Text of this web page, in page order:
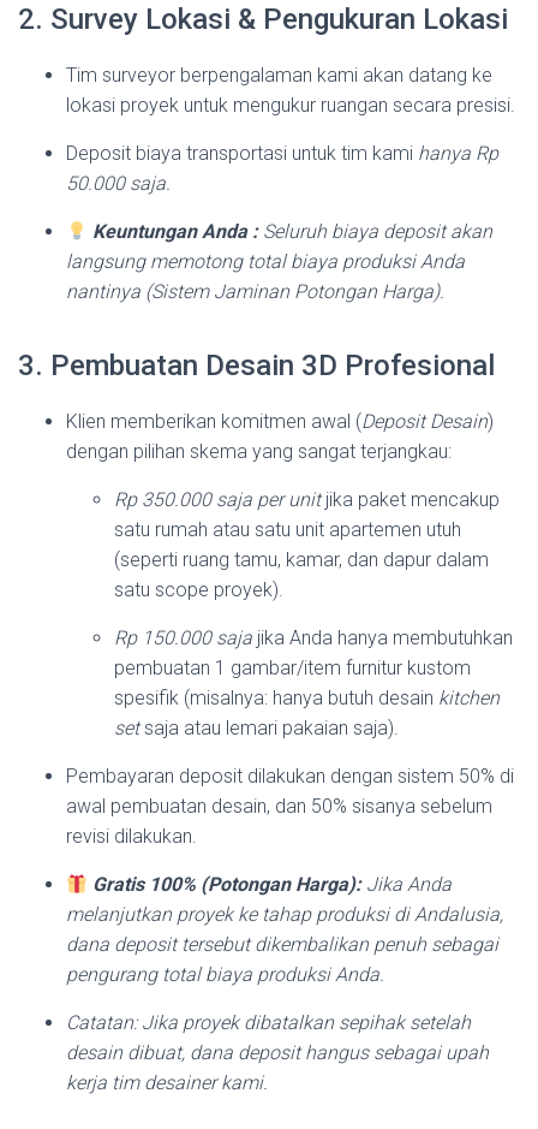
2. Survey Lokasi & Pengukuran Lokasi
Tim surveyor berpengalaman kami akan datang ke
lokasi proyek untuk mengukur ruangan secara presisi.
Deposit biaya transportasi untuk tim kami hanya Rp
50.000 saja.
Keuntungan Anda :Seluruh biaya deposit akan
langsung memotong total biaya produksi Anda
nantinya (Sistem Jaminan Potongan Harga).
3. Pembuatan Desain 3D Profesional
Klien memberikan komitmen awal (Deposit Desain)
dengan pilihan skema yang sangat terjangkau:
Rp 350.000 saja per unitjika paket mencakup
satu rumah atau satu unit apartemen utuh
(seperti ruang tamu, kamar, dan dapur dalam
satu scope proyek).
Rp 150.000 saja jika Anda hanya membutuhkan
pembuatan 1 gambar/item furnitur kustom
spesifik (misalnya: hanya butuh desain kitchen
setsaja atau lemari pakaian saja).
Pembayaran deposit dilakukan dengan sistem 50% di
awal pembuatan desain, dan 50% sisanya sebelum
revisi dilakukan.
Gratis 100% (Potongan Harga):Jika Anda
melanjutkan proyek ke tahap produksi di Andalusia,
dana deposit tersebut dikembalikan penuh sebagai
pengurang total biaya produksi Anda.
Catatan: Jika proyek dibatalkan sepihak setelah
desain dibuat, dana deposit hangus sebagai upah
kerja tim desainer kami.